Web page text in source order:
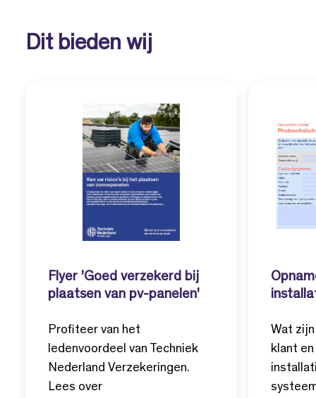
Dit bieden wij
Flyer 'Goed verzekerd bij
plaatsen van pv-panelen'
Profiteer van het
ledenvoordeel van Techniek
Nederland Verzekeringen.
Lees over
Wat
klant